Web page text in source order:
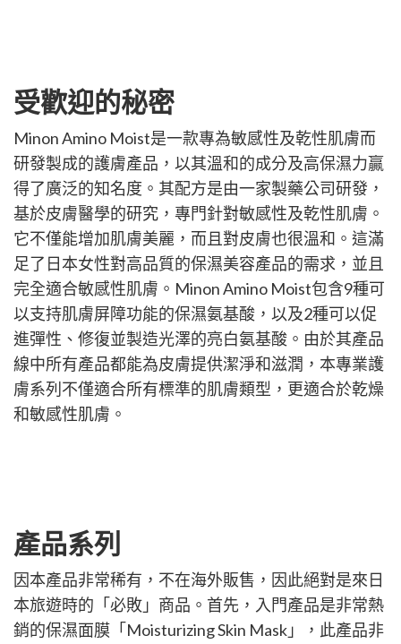
受歡迎的秘密
Minon Amino Moist是一款專為敏感性及乾性肌膚而
研發製成的護膚產品，以其溫和的成分及高保濕力贏
得了廣泛的知名度。其配方是由一家製藥公司研發，
基於皮膚醫學的研究，專門針對敏感性及乾性肌膚。
它不僅能增加肌膚美麗，而且對皮膚也很溫和。這滿
足了日本女性對高品質的保濕美容產品的需求，並且
完全適合敏感性肌膚。Minon Amino Moist包含9種可
以支持肌膚屏障功能的保濕氨基酸，以及2種可以促
進彈性、修復並製造光澤的亮白氨基酸。由於其產品
線中所有產品都能為皮膚提供潔淨和滋潤，本專業護
膚系列不僅適合所有標準的肌膚類型，更適合於乾燥
和敏感性肌膚。
產品系列
因本產品非常稀有，不在海外販售，因此絕對是來日
本旅遊時的「必敗」商品。首先，入門產品是非常熱
銷的保濕面膜「Moisturizing Skin Mask」，此產品非